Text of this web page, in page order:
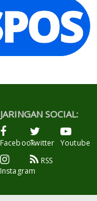
JARINGAN SOCIAL:
FacebookTwitter Youtube
Instagram
RSS